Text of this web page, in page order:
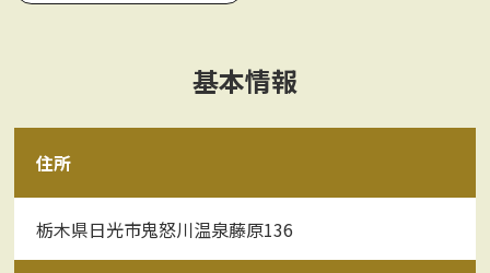
基本情報
住所
栃木県日光市鬼怒川温泉藤原136